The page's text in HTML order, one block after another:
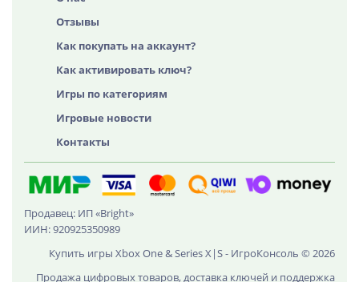
Отзывы
Как покупать на аккаунт?
Как активировать ключ?
Игры по категориям
Игровые новости
Контакты
Продавец: ИП «Bright»
ИИН: 920925350989
Купить игры Xbox One & Series X|S - ИгроКонсоль © 2026
Продажа цифровых товаров, доставка ключей и поддержка